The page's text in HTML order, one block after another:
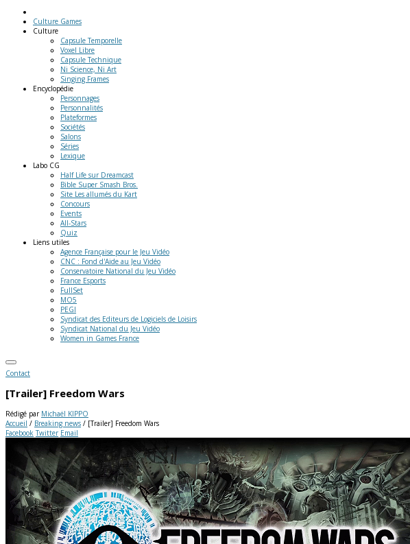
Culture Games
Culture
Capsule Temporelle
Voxel Libre
Capsule Technique
Ni Science, Ni Art
Singing Frames
Encyclopédie
Personnages
Personnalités
Plateformes
Sociétés
Salons
Séries
Lexique
Labo CG
Half Life sur Dreamcast
Bible Super Smash Bros.
Site Les allumés du Kart
Concours
Events
All-Stars
Quiz
Liens utiles
Agence Française pour le Jeu Vidéo
CNC : Fond d'Aide au Jeu Vidéo
Conservatoire National du Jeu Vidéo
France Esports
FullSet
MO5
PEGI
Syndicat des Editeurs de Logiciels de Loisirs
Syndicat National du Jeu Vidéo
Women in Games France
Contact
[Trailer] Freedom Wars
Rédigé par Michaël KIPPO
Accueil / Breaking news / [Trailer] Freedom Wars
Facebook Twitter Email